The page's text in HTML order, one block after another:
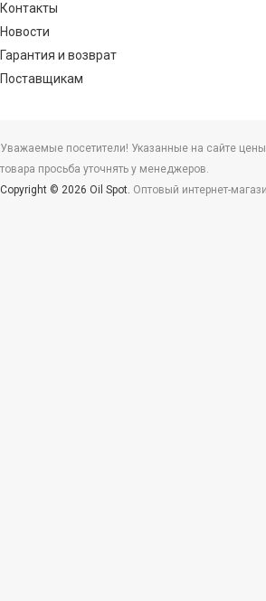
Контакты
Новости
Гарантия и возврат
Поставщикам
Уважаемые посетители! Указанные на сайте
товара просьба уточнять у менеджеров.
Copyright © 2026 Oil Spot. Оптовый интернет-